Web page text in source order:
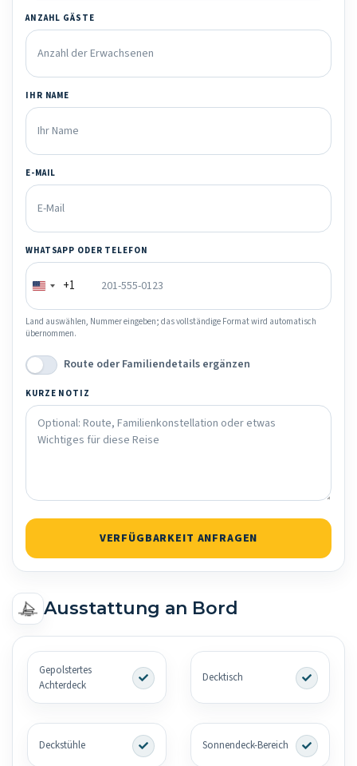
ANZAHL GÄSTE
IHR NAME
E-MAIL
WHATSAPP ODER TELEFON
+1
Land auswählen, Nummer eingeben; das vollständige Format wird automatisch
übernommen.
Route oder Familiendetails ergänzen
KURZE NOTIZ
VERFÜGBARKEIT ANFRAGEN
Ausstattung an Bord
Gepolstertes
Achterdeck
Decktisch
Deckstühle Sonnendeck-Bereich